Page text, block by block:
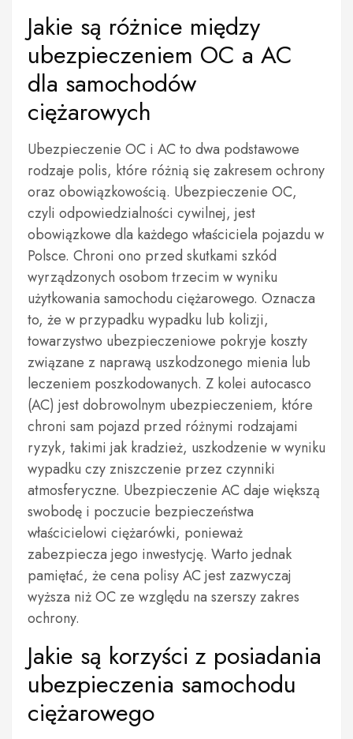
Jakie są różnice między
ubezpieczeniem OC a AC
dla samochodów
ciężarowych
Ubezpieczenie OC i AC to dwa podstawowe
rodzaje polis, które różnią się zakresem ochrony
oraz obowiązkowością. Ubezpieczenie OC,
czyli odpowiedzialności cywilnej, jest
obowiązkowe dla każdego właściciela pojazdu w
Polsce. Chroni ono przed skutkami szkód
wyrządzonych osobom trzecim w wyniku
użytkowania samochodu ciężarowego. Oznacza
to, że w przypadku wypadku lub kolizji,
towarzystwo ubezpieczeniowe pokryje koszty
związane z naprawą uszkodzonego mienia lub
leczeniem poszkodowanych. Z kolei autocasco
(AC) jest dobrowolnym ubezpieczeniem, które
chroni sam pojazd przed różnymi rodzajami
ryzyk, takimi jak kradzież, uszkodzenie w wyniku
wypadku czy zniszczenie przez czynniki
atmosferyczne. Ubezpieczenie AC daje większą
swobodę i poczucie bezpieczeństwa
właścicielowi ciężarówki, ponieważ
zabezpiecza jego inwestycję. Warto jednak
pamiętać, że cena polisy AC jest zazwyczaj
wyższa niż OC ze względu na szerszy zakres
ochrony.
Jakie są korzyści z posiadania
ubezpieczenia samochodu
ciężarowego